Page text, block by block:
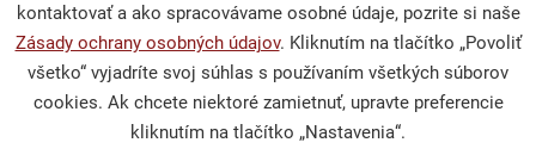
Podporte nás
Darcovská výzva
Nefinančné dary
kontaktovať a ako spracovávame osobné údaje, pozrite si naše
Zásady ochrany osobných údajov. Kliknutím na tlačítko „Povoliť
všetko“ vyjadríte svoj súhlas s používaním všetkých súborov
cookies. Ak chcete niektoré zamietnuť, upravte preferencie
kliknutím na tlačítko „Nastavenia“.